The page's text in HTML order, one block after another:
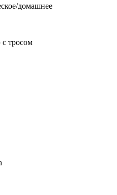
домашнее
с тросом